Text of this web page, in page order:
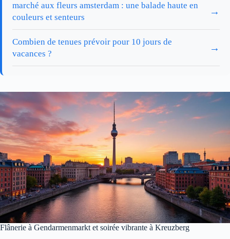
marché aux fleurs amsterdam : une balade haute en
couleurs et senteurs
→
Combien de tenues prévoir pour 10 jours de
vacances ?
→
Flânerie à Gendarmenmarkt et soirée vibrante à Kreuzberg